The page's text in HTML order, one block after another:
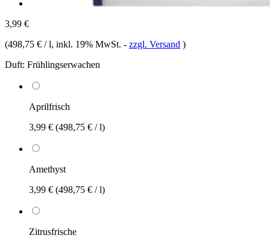
3,99 €
(498,75 € / l, inkl. 19% MwSt. - zzgl. Versand )
Duft: Frühlingserwachen
Aprilfrisch
3,99 € (498,75 € / l)
Amethyst
3,99 € (498,75 € / l)
Zitrusfrische